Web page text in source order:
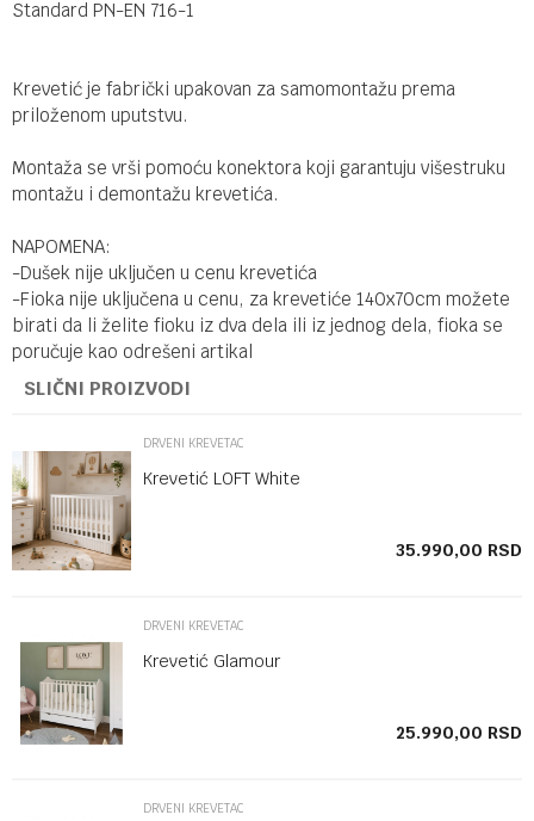
Standard PN-EN 716-1
Krevetić je fabrički upakovan za samomontažu prema
priloženom uputstvu.
Montaža se vrši pomoću konektora koji garantuju višestruku
montažu i demontažu krevetića.
NAPOMENA:
-Dušek nije uključen u cenu krevetića
-Fioka nije uključena u cenu, za krevetiće 140x70cm možete
birati da li želite fioku iz dva dela ili iz jednog dela, fioka se
poručuje kao odrešeni artikal
SLIČNI PROIZVODI
DRVENI KREVETAC
Krevetić LOFT White
35.990,00 RSD
DRVENI KREVETAC
Krevetić Glamour
25.990,00 RSD
DRVENI KREVETAC